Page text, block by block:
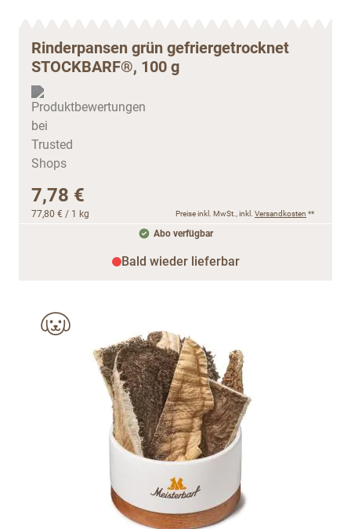
Rinderpansen grün gefriergetrocknet
STOCKBARF®, 100 g
7,78 €
77,80 € / 1 kg Preise inkl. MwSt., inkl. Versandkosten **
Abo verfügbar
Bald wieder lieferbar